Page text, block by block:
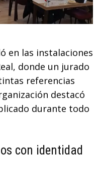
en las instalaciones
donde un jurado
referencias
destacó
durante todo
con identidad